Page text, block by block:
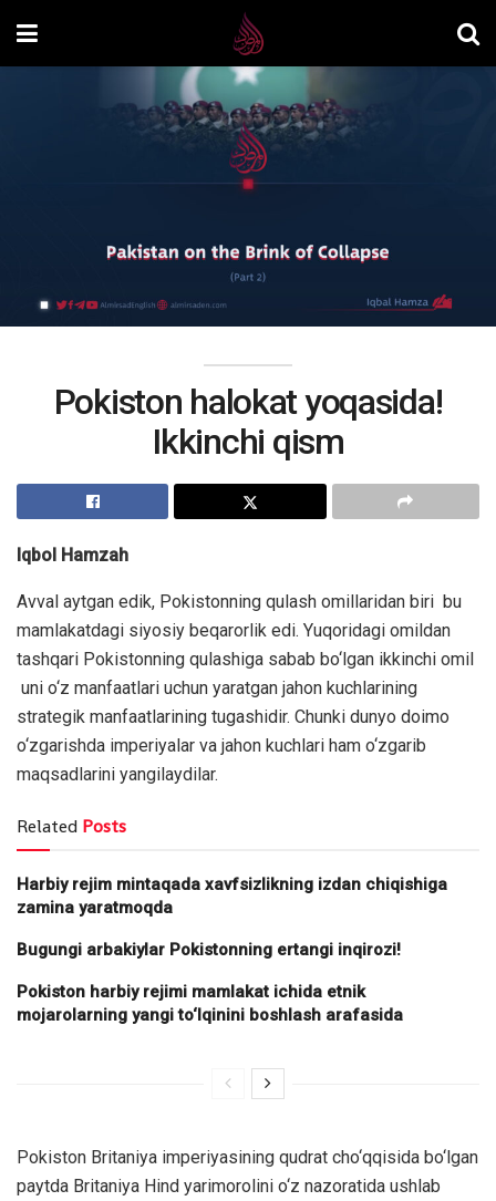
Pokiston halokat yoqasida!
Ikkinchi qism
Iqbol Hamzah
Avval aytgan edik, Pokistonning qulash omillaridan biri bu
mamlakatdagi siyosiy beqarorlik edi. Yuqoridagi omildan
tashqari Pokistonning qulashiga sabab bo‘lgan ikkinchi omil
uni o‘z manfaatlari uchun yaratgan jahon kuchlarining
strategik manfaatlarining tugashidir. Chunki dunyo doimo
o‘zgarishda imperiyalar va jahon kuchlari ham o‘zgarib
maqsadlarini yangilaydilar.
Related Posts
Harbiy rejim mintaqada xavfsizlikning izdan chiqishiga
zamina yaratmoqda
Bugungi arbakiylar Pokistonning ertangi inqirozi!
Pokiston harbiy rejimi mamlakat ichida etnik
mojarolarning yangi to‘lqinini boshlash arafasida
Pokiston Britaniya imperiyasining qudrat cho‘qqisida bo‘lgan
paytda Britaniya Hind yarimorolini o‘z nazoratida ushlab